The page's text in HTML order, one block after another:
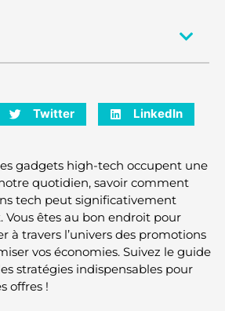
Twitter LinkedIn
gadgets high-tech occupent une
quotidien, savoir comment
tech peut significativement
êtes au bon endroit pour
à travers l’univers des promotions
vos économies. Suivez le guide
stratégies indispensables pour
offres !